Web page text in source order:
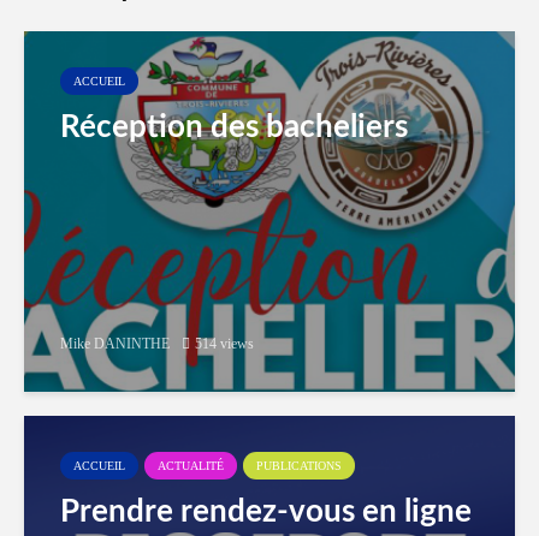
ACCUEIL
Réception des bacheliers
Mike DANINTHE 514 views
ACCUEIL ACTUALITÉ PUBLICATIONS
Prendre rendez-vous en ligne